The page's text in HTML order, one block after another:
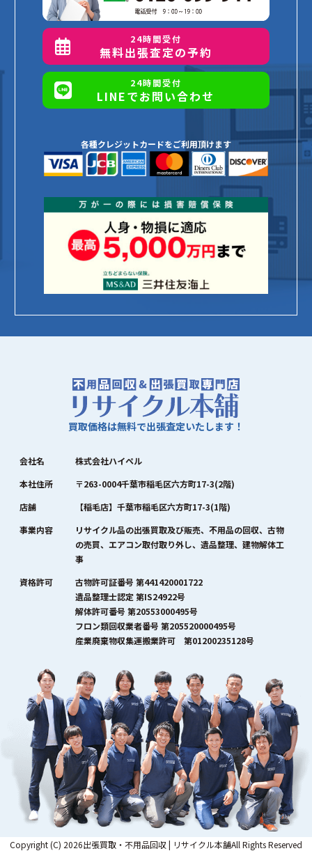
24時間受付
無料出張査定の予約
24時間受付
LINEでお問い合わせ
各種クレジットカードをご利用頂けます
買取価格は無料で出張査定いたします！
会社名
株式会社ハイペル
本社住所
〒263-0004千葉市稲毛区六方町17-3(2階)
店舗
【稲毛店】千葉市稲毛区六方町17-3(1階)
事業内容
リサイクル品の出張買取及び販売、不用品の回収、古物
の売買、エアコン取付取り外し、遺品整理、建物解体工
事
資格許可
古物許可証番号 第441420001722
遺品整理士認定 第IS24922号
解体許可番号 第20553000495号
フロン類回収業者番号 第205520000495号
産業廃棄物収集運搬業許可 第01200235128号
Copyright (C) 2026出張買取・不用品回収 | リサイクル本舗All Rights Reserved